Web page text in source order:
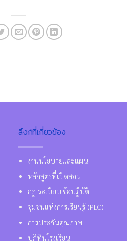
ลิ้งก์ที่เกี่ยวข้อง
งานนโยบายและแผน
หลักสูตรที่เปิดสอน
กฎ ระเบียบ ข้อปฏิบัติ
ชุมชนแห่งการเรียนรู้ (PLC)
การประกันคุณภาพ
ปฏิทินโรงเรียน